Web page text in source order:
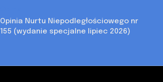
Opinia Nurtu Niepodległościowego nr
155 (wydanie specjalne lipiec 2026)